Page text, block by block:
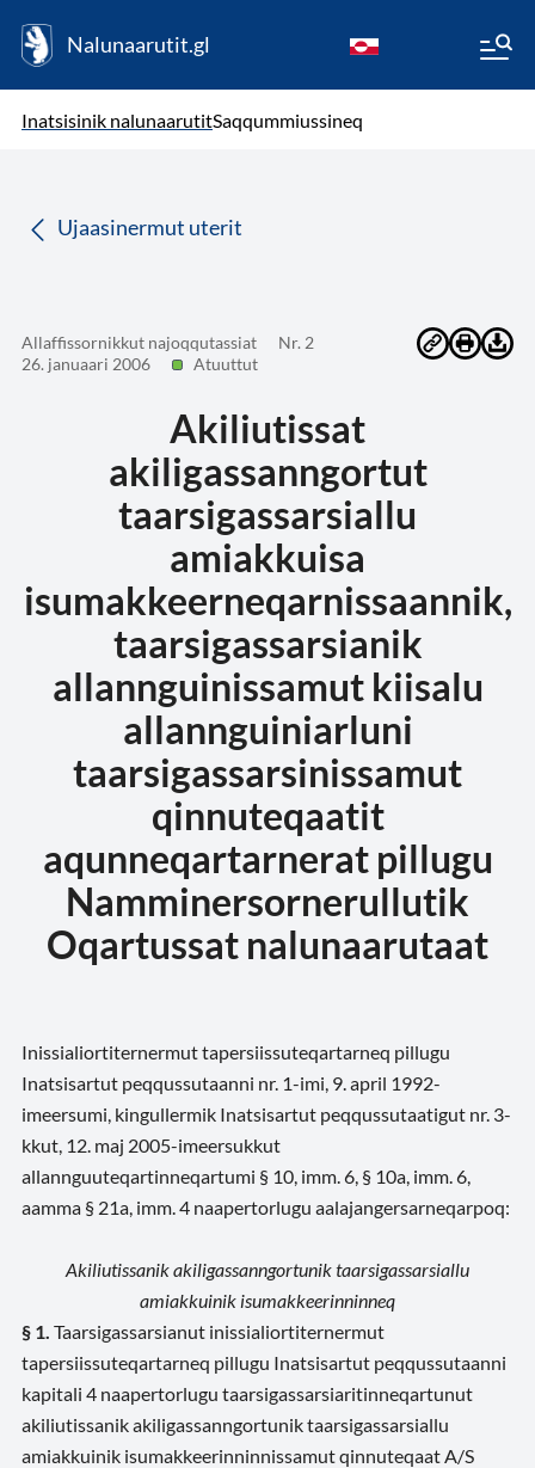
Nalunaarutit.gl
Inatsisinik nalunaarutitSaqqummiussineq
Ujaasinermut uterit
Allaffissornikkut najoqqutassiat
Nr. 2
26. januaari 2006
Atuuttut
Akiliutissat
akiligassanngortut
taarsigassarsiallu
amiakkuisa
isumakkeerneqarnissaannik,
taarsigassarsianik
allannguinissamut kiisalu
allannguiniarluni
taarsigassarsinissamut
qinnuteqaatit
aqunneqartarnerat pillugu
Namminersornerullutik
Oqartussat nalunaarutaat
Inissialiortiternermut tapersiissuteqartarneq pillugu
Inatsisartut peqqussutaanni nr. 1-imi, 9. april 1992-
imeersumi, kingullermik Inatsisartut peqqussutaatigut nr. 3-
kkut, 12. maj 2005-imeersukkut
allannguuteqartinneqartumi § 10, imm. 6, § 10a, imm. 6,
aamma § 21a, imm. 4 naapertorlugu aalajangersarneqarpoq:
Akiliutissanik akiligassanngortunik taarsigassarsiallu
amiakkuinik isumakkeerinninneq
§ 1. Taarsigassarsianut inissialiortiternermut
tapersiissuteqartarneq pillugu Inatsisartut peqqussutaanni
kapitali 4 naapertorlugu taarsigassarsiaritinneqartunut
akiliutissanik akiligassanngortunik taarsigassarsiallu
amiakkuinik isumakkeerinninnissamut qinnuteqaat A/S